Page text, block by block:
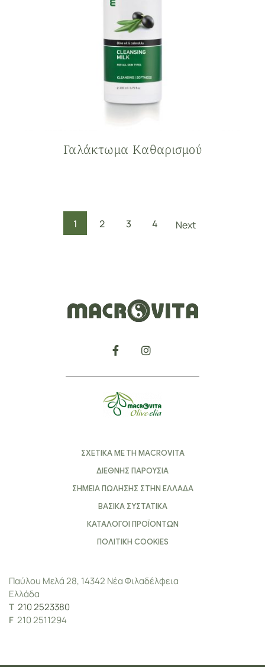
Γαλάκτωμα Καθαρισμού
1 2 3 4 Next
ΣΧΕΤΙΚΑ ΜΕ ΤΗ MACROVITA
ΔΙΕΘΝΗΣ ΠΑΡΟΥΣΙΑ
ΣΗΜΕΙΑ ΠΩΛΗΣΗΣ ΣΤΗΝ ΕΛΛΑΔΑ
ΒΑΣΙΚΑ ΣΥΣΤΑΤΙΚΑ
ΚΑΤΑΛΟΓΟΙ ΠΡΟΪΟΝΤΩΝ
ΠΟΛΙΤΙΚΗ COOKIES
Παύλου Μελά 28, 14342 Νέα Φιλαδέλφεια
Ελλάδα
Τ 210 2523380
F 210 2511294